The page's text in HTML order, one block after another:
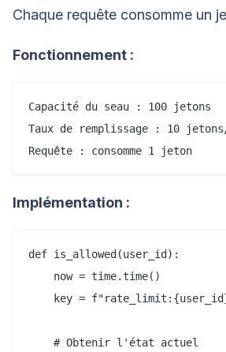
Chaque requête consomme un
Fonctionnement :
Capacité du seau : 100 jetons
Taux de remplissage : 10
Implémentation :
def is_allowed(user_id):
    now = time.time()
key =
    # Obtenir l'état actuel